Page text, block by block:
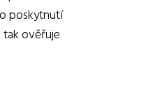
poskytnutí
ověřuje